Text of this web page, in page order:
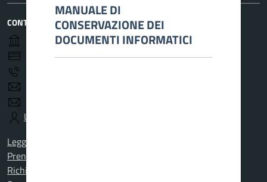
MANUALE DI
CONSERVAZIONE DEI
DOCUMENTI INFORMATICI
CONTATTI
Piazza Caravadossi, 26 17043 Carcare (SV)
CF 00224110098
URP
Leggi le FAQ
Prenotazione appuntamento
Richiesta assistenza